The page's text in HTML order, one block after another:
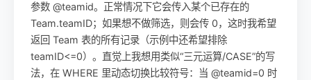
参数 @teamid。正常情况下它会传入某个已存在的
Team.teamID；如果想不做筛选，则会传 0，这时我希望
返回 Team 表的所有记录（示例中还希望排除
teamID<=0）。直觉上我想用类似“三元运算/CASE”的写
法，在 WHERE 里动态切换比较符号：当 @teamid=0 时